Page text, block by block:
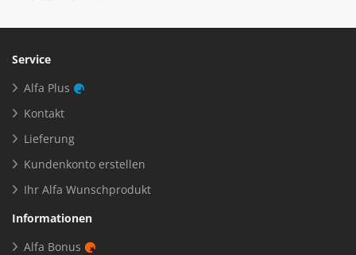
Service
Alfa Plus
Kontakt
Lieferung
Kundenkonto erstellen
Ihr Alfa Wunschprodukt
Informationen
Alfa Bonus